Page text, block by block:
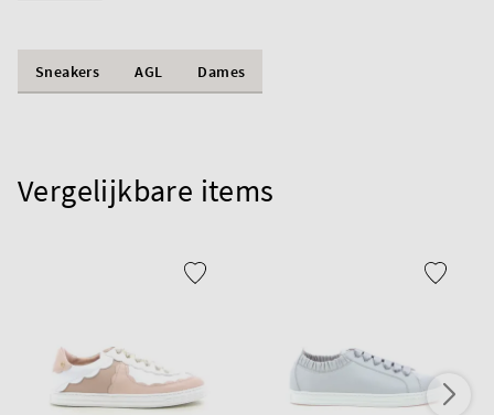
Sneakers AGL Dames
Vergelijkbare items